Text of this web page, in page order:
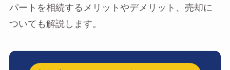
パートを相続するメリットやデメリット、売却に
ついても解説します。